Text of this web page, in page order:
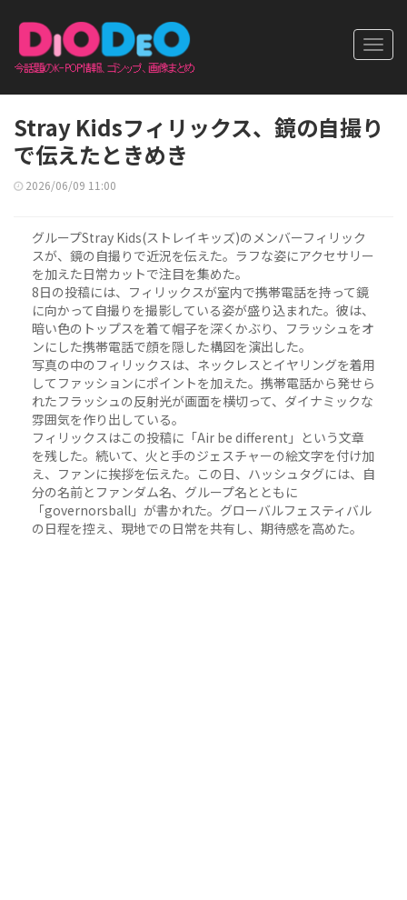
Stray Kidsフィリックス、鏡の自撮り
で伝えたときめき
2026/06/09 11:00
グループStray Kids(ストレイキッズ)のメンバーフィリック
スが、鏡の自撮りで近況を伝えた。ラフな姿にアクセサリー
を加えた日常カットで注目を集めた。
8日の投稿には、フィリックスが室内で携帯電話を持って鏡
に向かって自撮りを撮影している姿が盛り込まれた。彼は、
暗い色のトップスを着て帽子を深くかぶり、フラッシュをオ
ンにした携帯電話で顔を隠した構図を演出した。
写真の中のフィリックスは、ネックレスとイヤリングを着用
してファッションにポイントを加えた。携帯電話から発せら
れたフラッシュの反射光が画面を横切って、ダイナミックな
雰囲気を作り出している。
フィリックスはこの投稿に「Air be different」という文章
を残した。続いて、火と手のジェスチャーの絵文字を付け加
え、ファンに挨拶を伝えた。この日、ハッシュタグには、自
分の名前とファンダム名、グループ名とともに
「governorsball」が書かれた。グローバルフェスティバル
の日程を控え、現地での日常を共有し、期待感を高めた。